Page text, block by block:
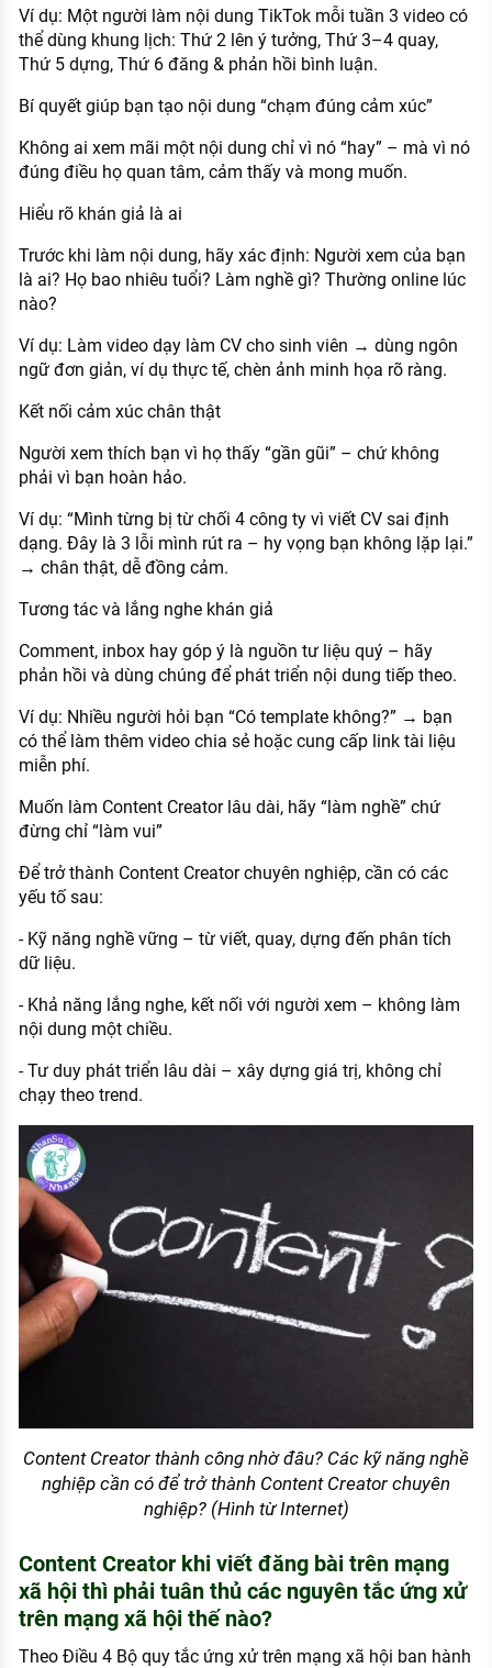
Ví dụ: Một người làm nội dung TikTok mỗi tuần 3 video có
thể dùng khung lịch: Thứ 2 lên ý tưởng, Thứ 3–4 quay,
Thứ 5 dựng, Thứ 6 đăng & phản hồi bình luận.
Bí quyết giúp bạn tạo nội dung “chạm đúng cảm xúc”
Không ai xem mãi một nội dung chỉ vì nó “hay” – mà vì nó
đúng điều họ quan tâm, cảm thấy và mong muốn.
Hiểu rõ khán giả là ai
Trước khi làm nội dung, hãy xác định: Người xem của bạn
là ai? Họ bao nhiêu tuổi? Làm nghề gì? Thường online lúc
nào?
Ví dụ: Làm video dạy làm CV cho sinh viên → dùng ngôn
ngữ đơn giản, ví dụ thực tế, chèn ảnh minh họa rõ ràng.
Kết nối cảm xúc chân thật
Người xem thích bạn vì họ thấy “gần gũi” – chứ không
phải vì bạn hoàn hảo.
Ví dụ: “Mình từng bị từ chối 4 công ty vì viết CV sai định
dạng. Đây là 3 lỗi mình rút ra – hy vọng bạn không lặp lại.”
→ chân thật, dễ đồng cảm.
Tương tác và lắng nghe khán giả
Comment, inbox hay góp ý là nguồn tư liệu quý – hãy
phản hồi và dùng chúng để phát triển nội dung tiếp theo.
Ví dụ: Nhiều người hỏi bạn “Có template không?” → bạn
có thể làm thêm video chia sẻ hoặc cung cấp link tài liệu
miễn phí.
Muốn làm Content Creator lâu dài, hãy “làm nghề” chứ
đừng chỉ “làm vui”
Để trở thành Content Creator chuyên nghiệp, cần có các
yếu tố sau:
- Kỹ năng nghề vững – từ viết, quay, dựng đến phân tích
dữ liệu.
- Khả năng lắng nghe, kết nối với người xem – không làm
nội dung một chiều.
- Tư duy phát triển lâu dài – xây dựng giá trị, không chỉ
chạy theo trend.
Content Creator thành công nhờ đâu? Các kỹ năng nghề
nghiệp cần có để trở thành Content Creator chuyên
nghiệp? (Hình từ Internet)
Content Creator khi viết đăng bài trên mạng
xã hội thì phải tuân thủ các nguyên tắc ứng xử
trên mạng xã hội thế nào?
Theo Điều 4 Bộ quy tắc ứng xử trên mạng xã hội ban hành